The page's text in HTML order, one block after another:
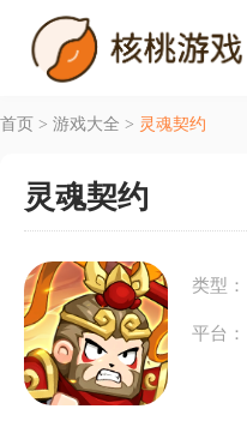
首页 > 游戏大全 > 灵魂契约
灵魂契约
类型：
平台：